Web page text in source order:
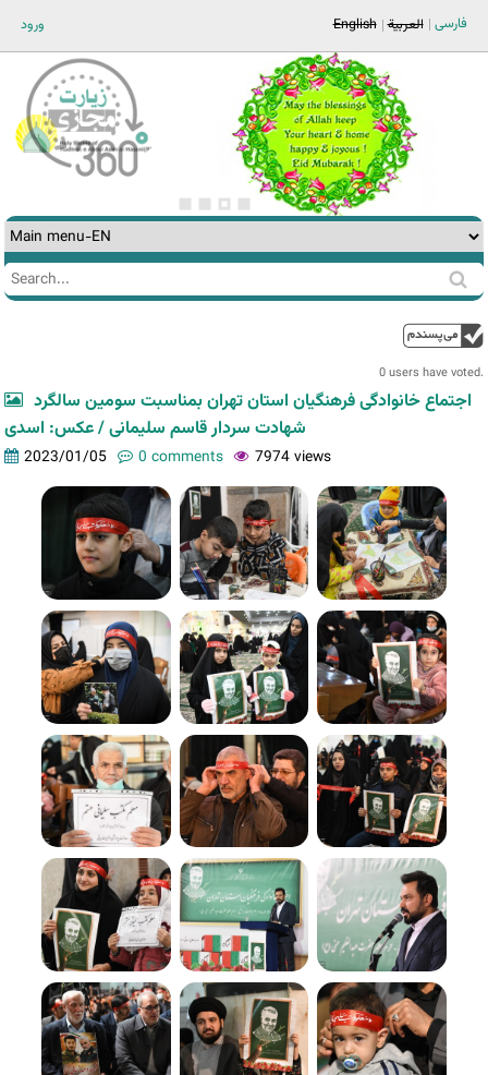
ورود فارسی العربية English
Search
Search
0 users have voted.
اجتماع خانوادگی فرهنگیان استان تهران بمناسبت سومین سالگرد
شهادت سردار قاسم سلیمانی / عکس: اسدی
2023/01/05 0 comments 7974 views